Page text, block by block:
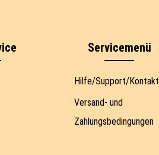
Servicemenü
Hilfe/Support/Kontakt
Versand- und
Zahlungsbedingungen